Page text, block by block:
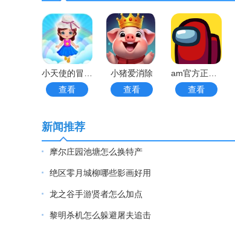
查看
小猪爱消除
查看
查看
新闻推荐
摩尔庄园池塘怎么换特产
绝区零月城柳哪些影画好用
龙之谷手游贤者怎么加点
黎明杀机怎么躲避屠夫追击